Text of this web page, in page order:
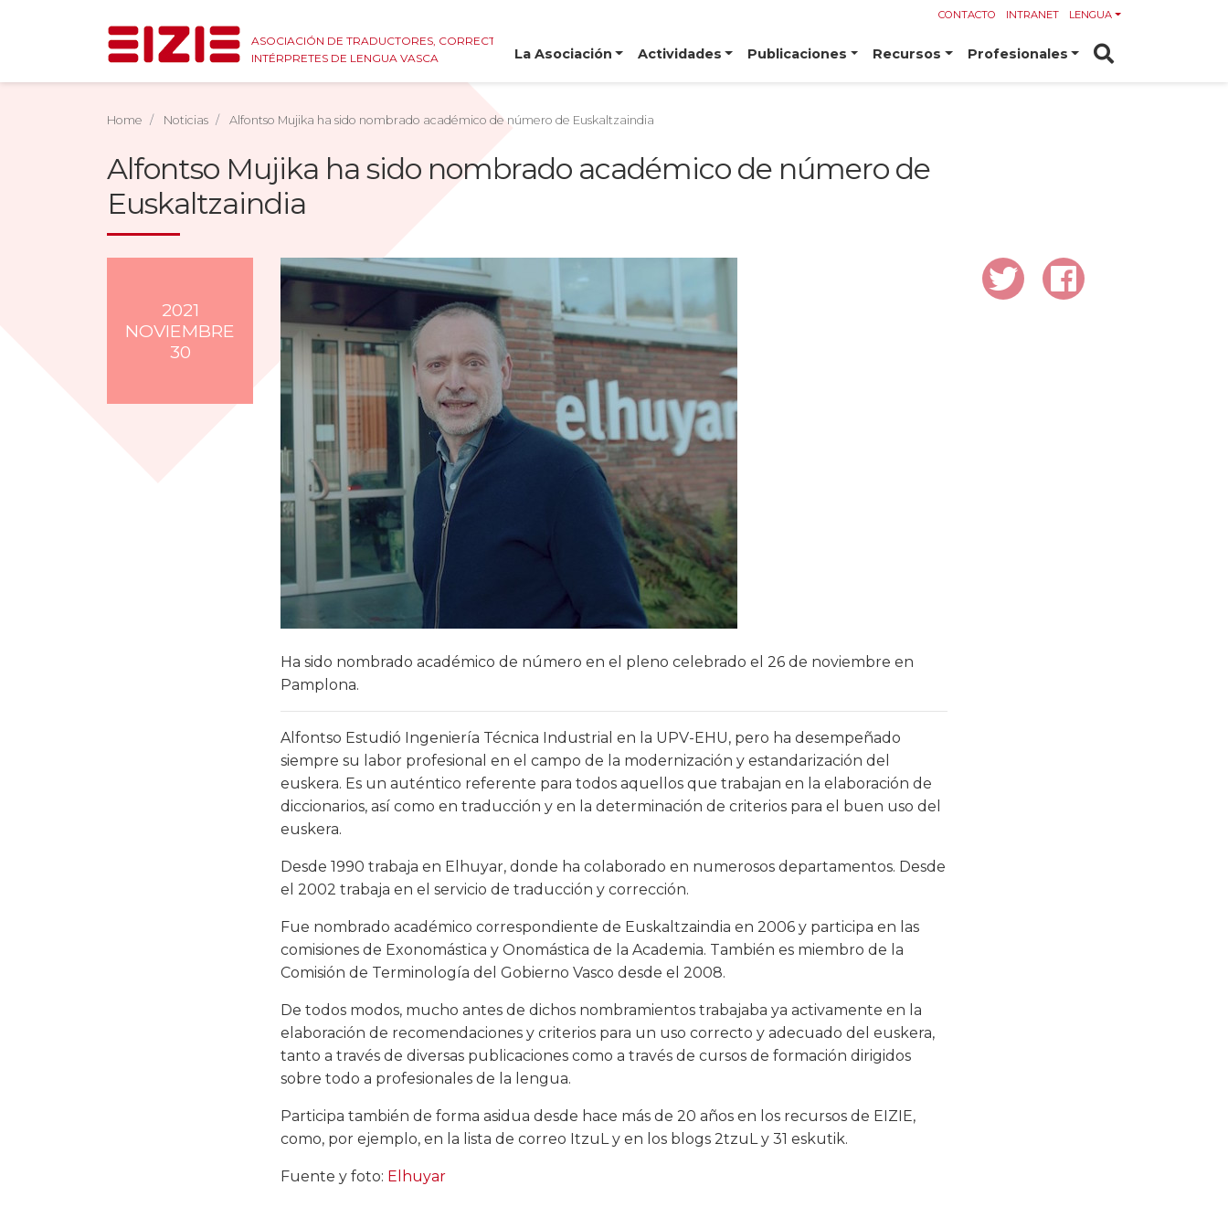
ASOCIACIÓN DE TRADUCTORES, CORRECTORES E
INTÉRPRETES DE LENGUA VASCA
CONTACTO INTRANET LENGUA
La Asociación Actividades Publicaciones Recursos Profesionales
Home Noticias Alfontso Mujika ha sido nombrado académico de número de Euskaltzaindia
Alfontso Mujika ha sido nombrado académico de número de
Euskaltzaindia
2021
NOVIEMBRE
30
Ha sido nombrado académico de número en el pleno celebrado el 26 de noviembre en
Pamplona.
Alfontso Estudió Ingeniería Técnica Industrial en la UPV-EHU, pero ha desempeñado
siempre su labor profesional en el campo de la modernización y estandarización del
euskera. Es un auténtico referente para todos aquellos que trabajan en la elaboración de
diccionarios, así como en traducción y en la determinación de criterios para el buen uso del
euskera.
Desde 1990 trabaja en Elhuyar, donde ha colaborado en numerosos departamentos. Desde
el 2002 trabaja en el servicio de traducción y corrección.
Fue nombrado académico correspondiente de Euskaltzaindia en 2006 y participa en las
comisiones de Exonomástica y Onomástica de la Academia. También es miembro de la
Comisión de Terminología del Gobierno Vasco desde el 2008.
De todos modos, mucho antes de dichos nombramientos trabajaba ya activamente en la
elaboración de recomendaciones y criterios para un uso correcto y adecuado del euskera,
tanto a través de diversas publicaciones como a través de cursos de formación dirigidos
sobre todo a profesionales de la lengua.
Participa también de forma asidua desde hace más de 20 años en los recursos de EIZIE,
como, por ejemplo, en la lista de correo ItzuL y en los blogs 2tzuL y 31 eskutik.
Fuente y foto: Elhuyar